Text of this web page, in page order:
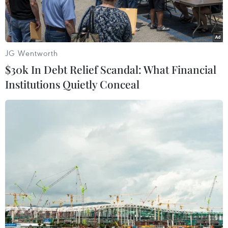
Ma Thuột.
Khu vực ngã 6, trung tâm thành phố Buôn Ma Thuột, Đắk Lắk.
(Ảnh: Tuấn Anh/TTXVN)
Ủy ban Nhân dân tỉnh Đắk Lắk vừa ban hành
kế hoạch hoàn thiện kết cấu hạ tầng cụm công
JG Wentworth
$30k In Debt Relief Scandal: What Financial
Institutions Quietly Conceal